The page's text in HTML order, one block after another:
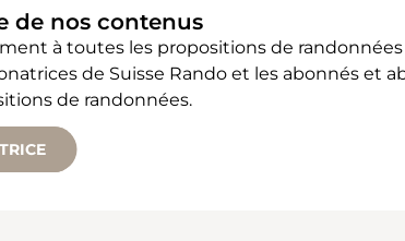
de nos contenus
à toutes les propositions de
de Suisse Rando et les abonnés et
de randonnées.